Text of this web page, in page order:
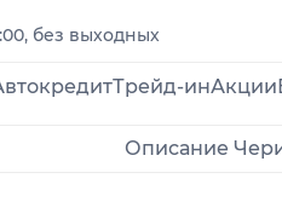
без выходных
Трейд-инАкции
Описание